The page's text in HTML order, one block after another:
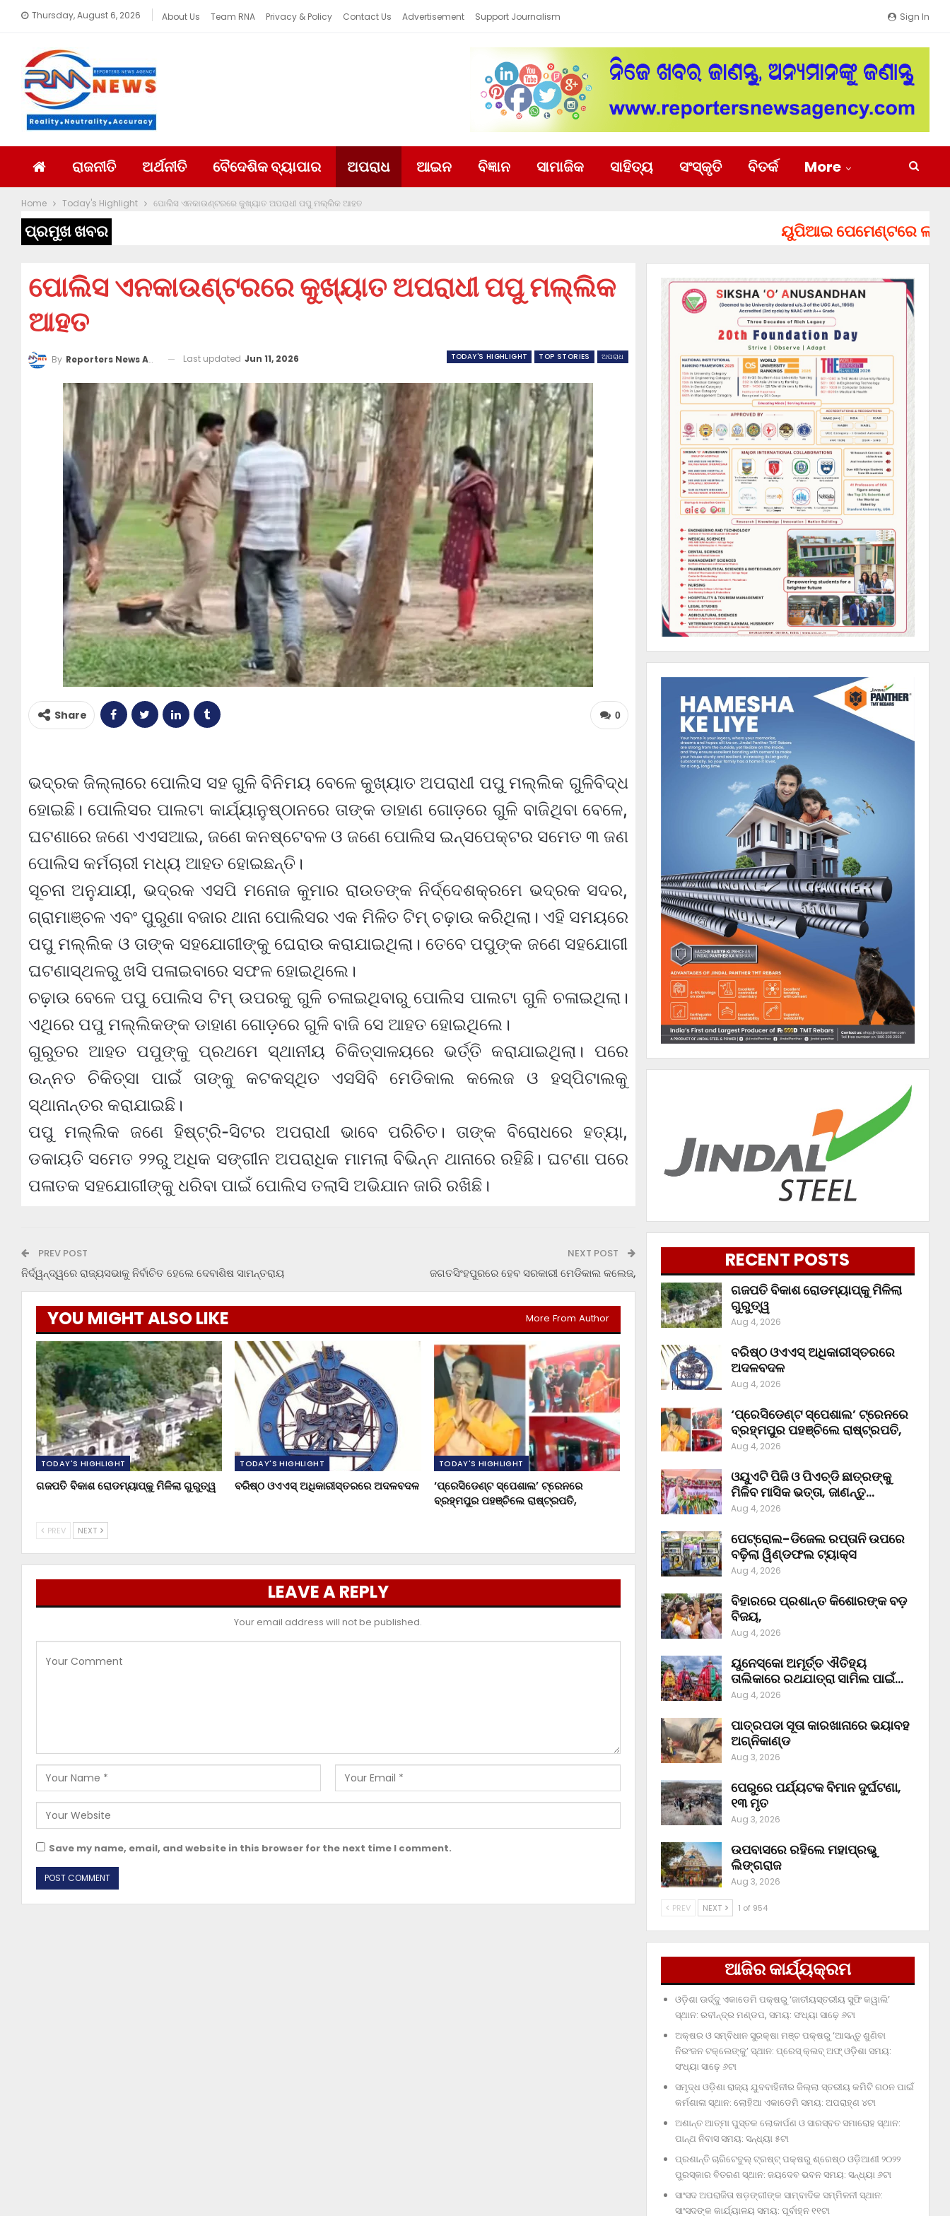
Sign In
Thursday, August 6, 2026 About Us Team RNA Privacy & Policy Contact Us Advertisement Support Journalism
ରାଜନୀତି ଅର୍ଥନୀତି ବୈଦେଶିକ ବ୍ୟାପାର ଅପରାଧ ଆଇନ ବିଜ୍ଞାନ ସାମାଜିକ ସାହିତ୍ୟ ସଂସ୍କୃତି ବିତର୍କ More
Home Today's Highlight ପୋଲିସ ଏନକାଉଣ୍ଟରରେ କୁଖ୍ୟାତ ଅପରାଧୀ ପପୁ ମଲ୍ଲିକ ଆହତ
ପ୍ରମୁଖ ଖବର ୟୁପିଆଇ ପେମେଣ୍ଟରେ ଲାଗିପାରେ
ପୋଲିସ ଏନକାଉଣ୍ଟରରେ କୁଖ୍ୟାତ ଅପରାଧୀ ପପୁ ମଲ୍ଲିକ
ଆହତ
TODAY'S HIGHLIGHT TOP STORIES ଅପରାଧ
By Reporters News Agency Last updated Jun 11, 2026
0
Share
ଭଦ୍ରକ ଜିଲ୍ଲାରେ ପୋଲିସ ସହ ଗୁଳି ବିନିମୟ ବେଳେ କୁଖ୍ୟାତ ଅପରାଧୀ ପପୁ ମଲ୍ଲିକ ଗୁଳିବିଦ୍ଧ
ହୋଇଛି। ପୋଲିସର ପାଲଟା କାର୍ଯ୍ୟାନୁଷ୍ଠାନରେ ତାଙ୍କ ଡାହାଣ ଗୋଡ଼ରେ ଗୁଳି ବାଜିଥିବା ବେଳେ,
ଘଟଣାରେ ଜଣେ ଏଏସଆଇ, ଜଣେ କନଷ୍ଟେବଳ ଓ ଜଣେ ପୋଲିସ ଇନ୍ସପେକ୍ଟର ସମେତ ୩ ଜଣ
ପୋଲିସ କର୍ମଚାରୀ ମଧ୍ୟ ଆହତ ହୋଇଛନ୍ତି।
ସୂଚନା ଅନୁଯାୟୀ, ଭଦ୍ରକ ଏସପି ମନୋଜ କୁମାର ରାଉତଙ୍କ ନିର୍ଦ୍ଦେଶକ୍ରମେ ଭଦ୍ରକ ସଦର,
ଗ୍ରାମାଞ୍ଚଳ ଏବଂ ପୁରୁଣା ବଜାର ଥାନା ପୋଲିସର ଏକ ମିଳିତ ଟିମ୍ ଚଢ଼ାଉ କରିଥିଲା। ଏହି ସମୟରେ
ପପୁ ମଲ୍ଲିକ ଓ ତାଙ୍କ ସହଯୋଗୀଙ୍କୁ ଘେରାଉ କରାଯାଇଥିଲା। ତେବେ ପପୁଙ୍କ ଜଣେ ସହଯୋଗୀ
ଘଟଣାସ୍ଥଳରୁ ଖସି ପଳାଇବାରେ ସଫଳ ହୋଇଥିଲେ।
ଚଢ଼ାଉ ବେଳେ ପପୁ ପୋଲିସ ଟିମ୍ ଉପରକୁ ଗୁଳି ଚଳାଇଥିବାରୁ ପୋଲିସ ପାଲଟା ଗୁଳି ଚଳାଇଥିଲା।
ଏଥିରେ ପପୁ ମଲ୍ଲିକଙ୍କ ଡାହାଣ ଗୋଡ଼ରେ ଗୁଳି ବାଜି ସେ ଆହତ ହୋଇଥିଲେ।
ଗୁରୁତର ଆହତ ପପୁଙ୍କୁ ପ୍ରଥମେ ସ୍ଥାନୀୟ ଚିକିତ୍ସାଳୟରେ ଭର୍ତ୍ତି କରାଯାଇଥିଲା। ପରେ
ଉନ୍ନତ ଚିକିତ୍ସା ପାଇଁ ତାଙ୍କୁ କଟକସ୍ଥିତ ଏସସିବି ମେଡିକାଲ କଲେଜ ଓ ହସ୍ପିଟାଲକୁ
ସ୍ଥାନାନ୍ତର କରାଯାଇଛି।
ପପୁ ମଲ୍ଲିକ ଜଣେ ହିଷ୍ଟ୍ରି-ସିଟର ଅପରାଧୀ ଭାବେ ପରିଚିତ। ତାଙ୍କ ବିରୋଧରେ ହତ୍ୟା,
ଡକାୟତି ସମେତ ୨୨ରୁ ଅଧିକ ସଙ୍ଗୀନ ଅପରାଧିକ ମାମଲା ବିଭିନ୍ନ ଥାନାରେ ରହିଛି। ଘଟଣା ପରେ
ପଳାତକ ସହଯୋଗୀଙ୍କୁ ଧରିବା ପାଇଁ ପୋଲିସ ତଲାସି ଅଭିଯାନ ଜାରି ରଖିଛି।
PREV POST
ନିର୍ଦ୍ୱନ୍ଦ୍ୱରେ ରାଜ୍ୟସଭାକୁ ନିର୍ବାଚିତ ହେଲେ ଦେବାଶିଷ ସାମନ୍ତରାୟ
NEXT POST
ଜଗତସିଂହପୁରରେ ହେବ ସରକାରୀ ମେଡିକାଲ କଲେଜ,
YOU MIGHT ALSO LIKE More From Author
TODAY'S HIGHLIGHT
ଗଜପତି ବିକାଶ ରୋଡମ୍ୟାପ୍‌କୁ ମିଳିଲା ଗୁରୁତ୍ୱ
TODAY'S HIGHLIGHT
ବରିଷ୍ଠ ଓଏଏସ୍‌ ଅଧିକାରୀସ୍ତରରେ ଅଦଳବଦଳ
TODAY'S HIGHLIGHT
‘ପ୍ରେସିଡେଣ୍ଟ ସ୍ପେଶାଲ’ ଟ୍ରେନରେ
ବ୍ରହ୍ମପୁର ପହଞ୍ଚିଲେ ରାଷ୍ଟ୍ରପତି,
PREV NEXT
LEAVE A REPLY
Your email address will not be published.
Save my name, email, and website in this browser for the next time I comment.
RECENT POSTS
ଗଜପତି ବିକାଶ ରୋଡମ୍ୟାପ୍‌କୁ ମିଳିଲା
ଗୁରୁତ୍ୱ
Aug 4, 2026
ବରିଷ୍ଠ ଓଏଏସ୍‌ ଅଧିକାରୀସ୍ତରରେ
ଅଦଳବଦଳ
Aug 4, 2026
‘ପ୍ରେସିଡେଣ୍ଟ ସ୍ପେଶାଲ’ ଟ୍ରେନରେ
ବ୍ରହ୍ମପୁର ପହଞ୍ଚିଲେ ରାଷ୍ଟ୍ରପତି,
Aug 4, 2026
ଓୟୁଏଟି ପିଜି ଓ ପିଏଚ୍‌ଡି ଛାତ୍ରଙ୍କୁ
ମିଳିବ ମାସିକ ଭତ୍ତା, ଜାଣନ୍ତୁ…
Aug 4, 2026
ପେଟ୍ରୋଲ-ଡିଜେଲ ରପ୍ତାନି ଉପରେ
ବଢ଼ିଲା ୱିଣ୍ଡଫଲ ଟ୍ୟାକ୍ସ
Aug 4, 2026
ବିହାରରେ ପ୍ରଶାନ୍ତ କିଶୋରଙ୍କ ବଡ଼
ବିଜୟ,
Aug 4, 2026
ୟୁନେସ୍କୋ ଅମୂର୍ତ୍ତ ଐତିହ୍ୟ
ତାଲିକାରେ ରଥଯାତ୍ରା ସାମିଲ ପାଇଁ…
Aug 4, 2026
ପାତ୍ରପଡା ସୂତା କାରଖାନାରେ ଭୟାବହ
ଅଗ୍ନିକାଣ୍ଡ
Aug 3, 2026
ପେରୁରେ ପର୍ଯ୍ୟଟକ ବିମାନ ଦୁର୍ଘଟଣା,
୧୩ ମୃତ
Aug 3, 2026
ଉପବାସରେ ରହିଲେ ମହାପ୍ରଭୁ
ଲିଙ୍ଗରାଜ
Aug 3, 2026
PREV NEXT 1 of 954
ଆଜିର କାର୍ଯ୍ୟକ୍ରମ
ଓଡ଼ିଶା ଊର୍ଦ୍ଦୁ ଏକାଡେମି ପକ୍ଷରୁ ‘ଜାତୀୟସ୍ତରୀୟ ସୁଫି କୱାଲି’
ସ୍ଥାନ: ରବୀନ୍ଦ୍ର ମଣ୍ଡପ, ସମୟ: ସଂଧ୍ୟା ସାଢ଼େ ୬ଟା
ଅକ୍ଷର ଓ ସମ୍ବିଧାନ ସୁରକ୍ଷା ମଞ୍ଚ ପକ୍ଷରୁ ‘ଆସନ୍ତୁ ଶୁଣିବା
ନିରଂଜନ ଟକ୍‌ଲେଙ୍କୁ’ ସ୍ଥାନ: ପ୍ରେସ୍‌ କ୍ଲବ୍‌ ଅଫ୍‌ ଓଡ଼ିଶା ସମୟ:
ସଂଧ୍ୟା ସାଢ଼େ ୬ଟା
ସମୃଦ୍ଧ ଓଡ଼ିଶା ରାଜ୍ୟ ଯୁବବାହିନୀର ଜିଲ୍ଲା ସ୍ତରୀୟ କମିଟି ଗଠନ ପାଇଁ
କର୍ମଶାଳା ସ୍ଥାନ: ଲୋହିଆ ଏକାଡେମି ସମୟ: ଅପରାହ୍‌ଣ ୪ଟା
ଅଶାନ୍ତ ଆତ୍ମା ପୁସ୍ତକ ଲୋକାର୍ପଣ ଓ ସାରସ୍ବତ ସମାରୋହ ସ୍ଥାନ:
ପାନ୍ଥ ନିବାସ ସମୟ: ସନ୍ଧ୍ୟା ୫ଟା
ପ୍ରଶାନ୍ତି ଚାରିଟେବୁଲ୍‌ ଟ୍ରଷ୍ଟ୍‌ ପକ୍ଷରୁ ଶ୍ରେଷ୍ଠ ଓଡ଼ିଆଣୀ ୨୦୨୨
ପୁରସ୍କାର ବିତରଣ ସ୍ଥାନ: ଜୟଦେବ ଭବନ ସମୟ: ସନ୍ଧ୍ୟା ୬ଟା
ସାଂସଦ ଅପରାଜିତା ଷଡ଼ଙ୍ଗୀଙ୍କ ସାମ୍ବାଦିକ ସମ୍ମିଳନୀ ସ୍ଥାନ:
ସାଂସଦଙ୍କ କାର୍ଯ୍ୟାଳୟ ସମୟ: ପୂର୍ବାହ୍ନ ୧୧ଟା